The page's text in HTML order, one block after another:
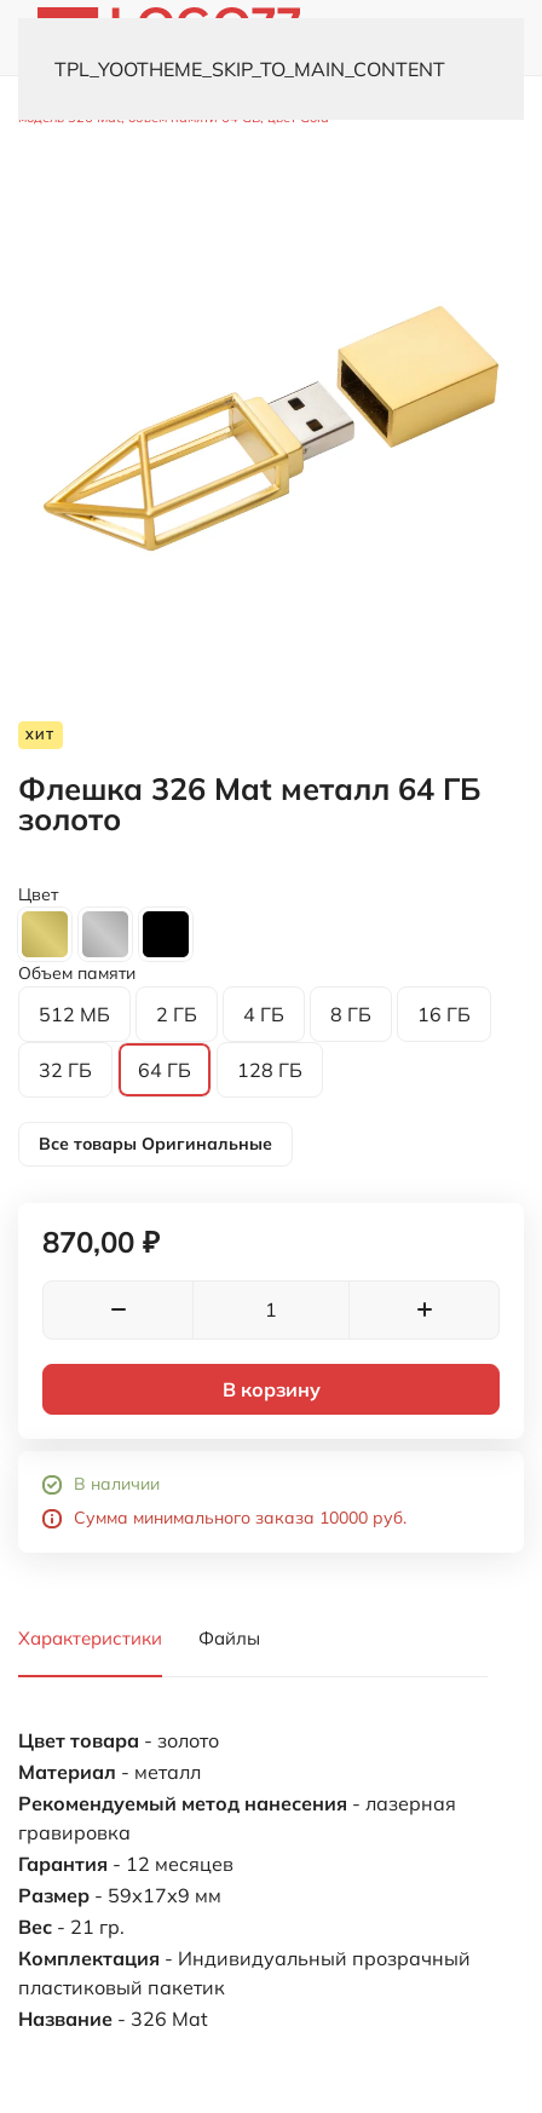
TPL_YOOTHEME_SKIP_TO_MAIN_CONTENT
модель 326 Mat, объем памяти 64 GB, цвет Gold
ХИТ
Флешка 326 Mat металл 64 ГБ
золото
Цвет
Объем памяти
512 МБ 2 ГБ 4 ГБ 8 ГБ 16 ГБ
32 ГБ 64 ГБ 128 ГБ
Все товары Оригинальные
870,00 ₽
В корзину
В наличии
Сумма минимального заказа 10000 руб.
Характеристики Файлы
Цвет товара - золото
Материал - металл
Рекомендуемый метод нанесения - лазерная
гравировка
Гарантия - 12 месяцев
Размер - 59х17х9 мм
Вес - 21 гр.
Комплектация - Индивидуальный прозрачный
пластиковый пакетик
Название - 326 Mat